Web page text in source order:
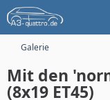
Galerie
Mit den
(8x19 ET45)